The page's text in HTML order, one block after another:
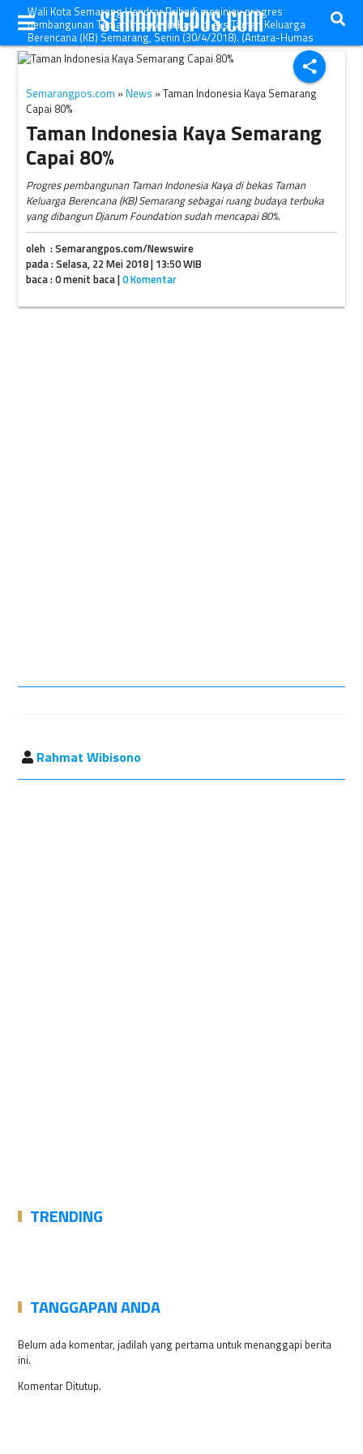
share
Wali Kota Semarang Hendrar Prihadi meninjau progres
pembangunan Taman Indonesia Kaya di eks Taman Keluarga
Berencana (KB) Semarang, Senin (30/4/2018). (Antara-Humas
Setda Kota Semarang)
Semarangpos.com » News » Taman Indonesia Kaya Semarang
Capai 80%
Taman Indonesia Kaya Semarang
Capai 80%
Progres pembangunan Taman Indonesia Kaya di bekas Taman
Keluarga Berencana (KB) Semarang sebagai ruang budaya terbuka
yang dibangun Djarum Foundation sudah mencapai 80%.
oleh : Semarangpos.com/Newswire
pada : Selasa, 22 Mei 2018 | 13:50 WIB
baca : 0 menit baca |0 Komentar
Rahmat Wibisono
TRENDING
TANGGAPAN ANDA
Belum ada komentar, jadilah yang pertama untuk menanggapi berita
ini.
Komentar Ditutup.